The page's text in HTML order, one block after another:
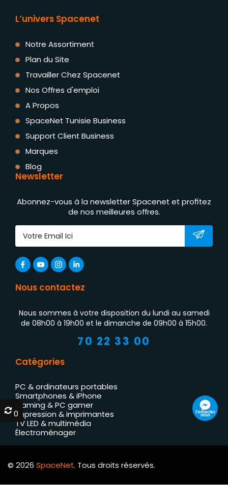
L’univers Spacenet
Notre Assortiment
Plan du Site
Travailler Chez Spacenet
Nos Offres d'emploi
A Propos
SpaceNet Tunisie Business
Support Client Business
Marques
Blog
Newsletter
Abonnez-vous à la newsletter Spacenet et profitez
de nos meilleures offres.
Nous contactez
Nous sommes à votre disposition du lundi au samedi
de 08h00 à 19h00 et le dimanche de 09h00 à 15h00.
70 22 33 00
Catégories
PC & ordinateurs portables
Smartphones & iPhone
Gaming & PC gamer
Impression & imprimantes
TV LED & multimédia
Électroménager
© 2026 SpaceNet. Tous droits réservés.
Contactez
nous
0
0